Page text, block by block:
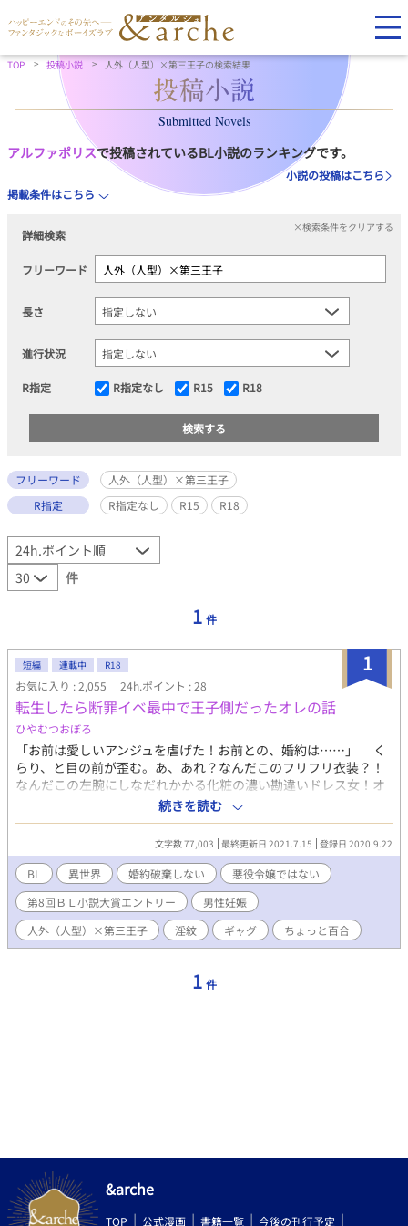
TOP 投稿小説 人外（人型）×第三王子の検索結果
Submitted Novels
アルファポリスで投稿されているBL小説のランキングです。
小説の投稿はこちら
掲載条件はこちら
詳細検索
×検索条件をクリアする
フリーワード
長さ
進行状況
R指定 R指定なし R15 R18
フリーワード
人外（人型）×第三王子
R指定
R指定なし R15 R18
件
1 件
1
短編 連載中 R18
お気に入り : 2,055 24h.ポイント : 28
転生したら断罪イベ最中で王子側だったオレの話
ひやむつおぼろ
「お前は愛しいアンジュを虐げた！お前との、婚約は……」 く
らり、と目の前が歪む。あ、あれ？なんだこのフリフリ衣装？！
なんだこの左腕にしなだれかかる化粧の濃い勘違いドレス女！オ
レはスーツ着て電車に揺られてたはず……。 「ジュリアス様、ど
うかなさいました？さぁ、早くルミナスとの婚約を解消して私と
王家を継ぎましょう？」 女が胸を押し付けて上目遣いでこちら
を見つめる。うっわぁ。わざとらしい。香水臭い！誰か助けて、
と周りを見渡すと人！人！人！会食か何かなのか、グラスを持
ち、扇を持ったドレス姿の女や、タキシード姿の男たちがﾋｿﾋｿと
話し合っている。 ージュリアス様って第三王子だろう？ ーああ、
それに第一王子が来月皇太子になるはずだが…。 ールミナス様、
婚約破棄されてしまうのかしら。あることないこと吹き込んで、
の言葉を察するに、これは断罪イベとかいうやつか？しかも、こ
のケバ女は王妃になりたくてオレに嘘を吹き込んでたと…。そん
間に書きたいところを書いて出して書いて出してとしてるのでた
っくさんボロがある…味のある作品になっています！ なんでやね
んてツッコミながら見てください。 追記……順番変わりましたし
続きを読む
文字数 77,003 最終更新日 2021.7.15 登録日 2020.9.22
BL 異世界 婚約破棄しない
悪役令嬢ではない
第8回ＢＬ小説大賞エントリー
男性妊娠
人外（人型）×第三王子
淫紋 ギャグ ちょっと百合
1 件
&arche
TOP 公式漫画 書籍一覧 今後の刊行予定